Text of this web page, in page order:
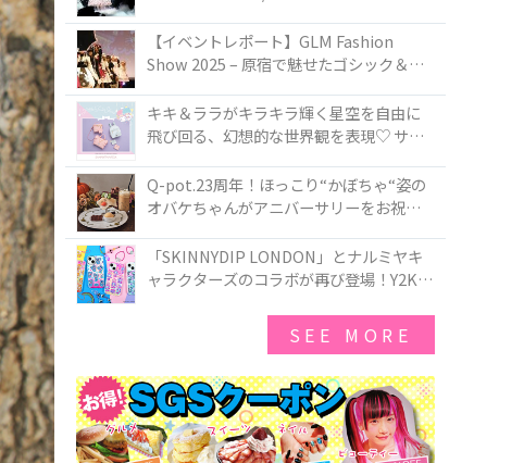
TOKYO
【イベントレポート】GLM Fashion
Show 2025 – 原宿で魅せたゴシック＆ロ
キキ＆ララがキラキラ輝く星空を自由に
飛び回る、幻想的な世界観を表現♡ サマ
50周年アニバーサリーイヤー』を記念し
たコレクションが登場
Q-pot.23周年！ほっこり“かぼちゃ“姿の
オバケちゃんがアニバーサリーをお祝い
ー」が新発売！Q-pot CAFE.では「かぼち
ゃのオバケーキプレート」も登場
「SKINNYDIP LONDON」とナルミヤキ
ャラクターズのコラボが再び登場！Y2Kム
SEE MORE